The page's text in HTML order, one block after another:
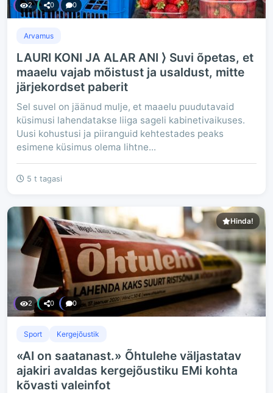
2 0 0
Arvamus
LAURI KONI JA ALAR ANI ⟩ Suvi õpetas, et
maaelu vajab mõistust ja usaldust, mitte
järjekordset paberit
Sel suvel on jäänud mulje, et maaelu puudutavaid
küsimusi lahendatakse liiga sageli kabinetivaikuses.
Uusi kohustusi ja piiranguid kehtestades peaks
esimene küsimus olema lihtne...
5 t tagasi
Hinda!
2 0 0
Sport Kergejõustik
«AI on saatanast.» Õhtulehe väljastatav
ajakiri avaldas kergejõustiku EMi kohta
kõvasti valeinfot